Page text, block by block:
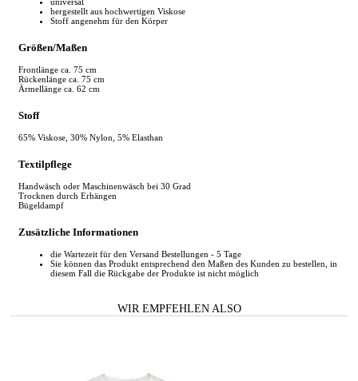
hergestellt aus hochwertigen Viskose
Stoff angenehm für den Körper
Größen/Maßen
Frontlänge ca. 75 cm
Rückenlänge ca. 75 cm
Ärmellänge ca. 62 cm
Stoff
65% Viskose, 30% Nylon, 5% Elasthan
Textilpflege
Handwäsch oder Maschinenwäsch bei 30 Grad
Trocknen durch Erhängen
Bügeldampf
Zusätzliche Informationen
die Wartezeit für den Versand Bestellungen - 5 Tage
Sie können das Produkt entsprechend den Maßen des Kunden zu bestellen, in
diesem Fall die Rückgabe der Produkte ist nicht möglich
WIR EMPFEHLEN ALSO